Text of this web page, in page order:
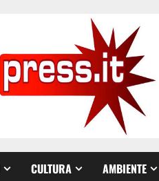
CULTURA AMBIENTE